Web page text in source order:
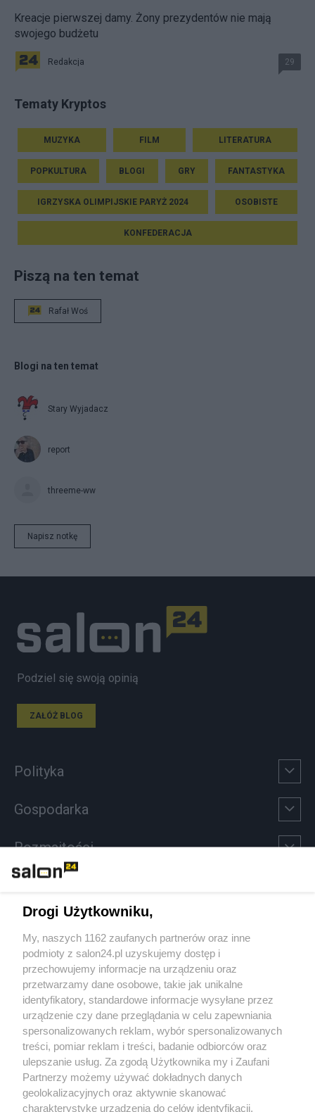
Kreacje pierwszej damy. Żony prezydentów nie mają
swojego budżetu
Redakcja 29
Tematy Kryptos
MUZYKA FILM LITERATURA
POPKULTURA BLOGI GRY FANTASTYKA
IGRZYSKA OLIMPIJSKIE PARYŻ 2024 OSOBISTE
KONFEDERACJA
Piszą na ten temat
Rafał Woś
Blogi na ten temat
Stary Wyjadacz
report
threeme-ww
Napisz notkę
Podziel się swoją opinią
ZAŁÓŻ BLOG
Polityka
Gospodarka
Rozmaitości
Sport
Społeczeństwo
Kultura
X Facebook Instagram Youtube
Drogi Użytkowniku,
My, naszych 1162 zaufanych partnerów oraz inne
podmioty z salon24.pl uzyskujemy dostęp i
przechowujemy informacje na urządzeniu oraz
przetwarzamy dane osobowe, takie jak unikalne
identyfikatory, standardowe informacje wysyłane przez
urządzenie czy dane przeglądania w celu zapewniania
spersonalizowanych reklam, wybór spersonalizowanych
treści, pomiar reklam i treści, badanie odbiorców oraz
ulepszanie usług. Za zgodą Użytkownika my i Zaufani
Partnerzy możemy używać dokładnych danych
geolokalizacyjnych oraz aktywnie skanować
charakterystykę urządzenia do celów identyfikacji.